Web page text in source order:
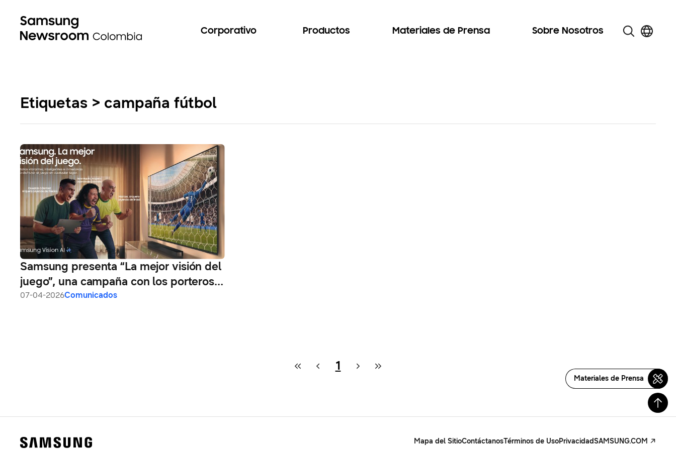
Corporativo Productos Materiales de Prensa Sobre Nosotros
Etiquetas > campaña fútbol
Samsung presenta “La mejor visión del
juego”, una campaña con los porteros
más icónicos de Latinoamérica
07-04-2026Comunicados
1
Materiales de Prensa
Mapa del SitioContáctanosTérminos de UsoPrivacidadSAMSUNG.COM